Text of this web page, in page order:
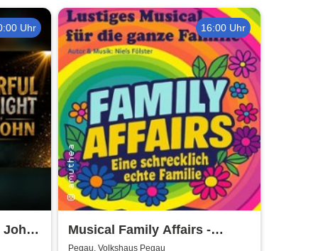
Uhr
/
16:00 Uhr
Musical Family Affairs -
Pegau, Volkshaus Pegau